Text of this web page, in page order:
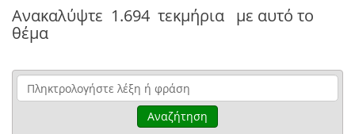
Ανακαλύψτε 1.694 τεκμήρια με αυτό το
θέμα
Αναζήτηση